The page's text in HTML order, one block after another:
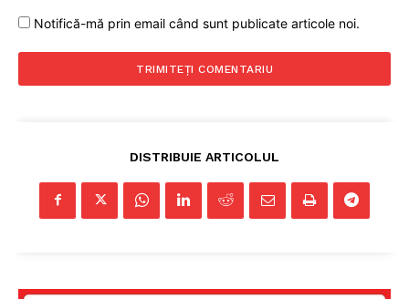
Contact
Notifică-mă prin email când sunt publicate articole noi.
DISTRIBUIE ARTICOLUL